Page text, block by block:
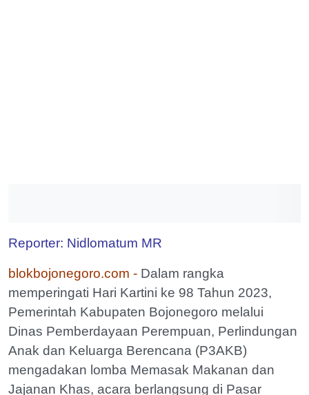
Reporter: Nidlomatum MR
blokbojonegoro.com - Dalam rangka
memperingati Hari Kartini ke 98 Tahun 2023,
Pemerintah Kabupaten Bojonegoro melalui
Dinas Pemberdayaan Perempuan, Perlindungan
Anak dan Keluarga Berencana (P3AKB)
mengadakan lomba Memasak Makanan dan
Jajanan Khas, acara berlangsung di Pasar